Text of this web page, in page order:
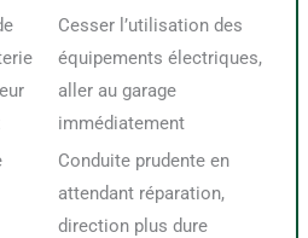
Cesser l’utilisation des
équipements électriques,
aller au garage
immédiatement
Conduite prudente en
attendant réparation,
direction plus dure